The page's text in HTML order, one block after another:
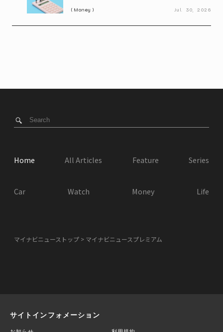
Money Jul. 30, 2026
Home All Articles Feature Series
Car Watch Money Life
マイナビニューストップ マイナビニュースプレミアム
サイトインフォメーション